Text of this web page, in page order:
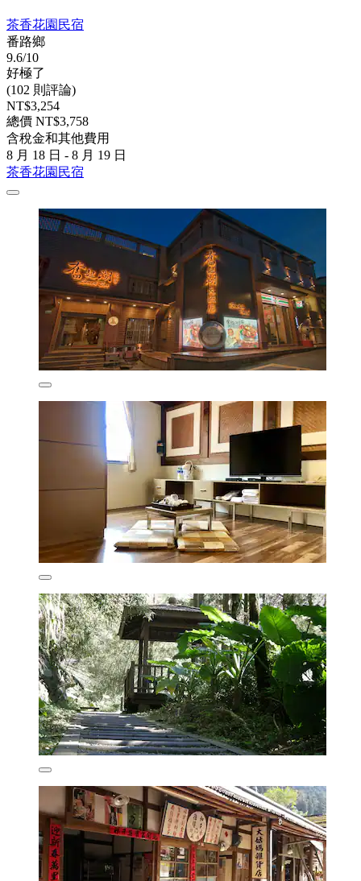
茶香花園民宿
番路鄉
9.6/10
好極了
(102 則評論)
NT$3,254
總價 NT$3,758
含稅金和其他費用
8 月 18 日 - 8 月 19 日
茶香花園民宿